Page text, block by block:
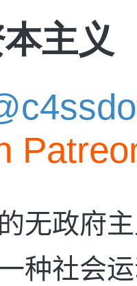
主义
无政府
种社会